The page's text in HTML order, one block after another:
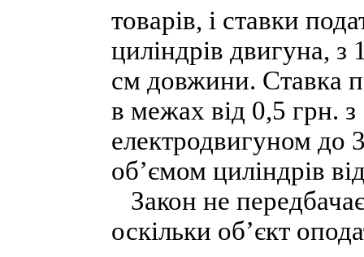
товарів, і ставки
циліндрів двигуна,
см довжини. Ставка
в межах від 0,5 грн.
електродвигуном до
об’ємом циліндрів
Закон не
оскільки об’єкт